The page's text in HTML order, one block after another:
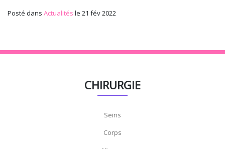
Posté dans Actualités le 21 fév 2022
CHIRURGIE
Seins
Corps